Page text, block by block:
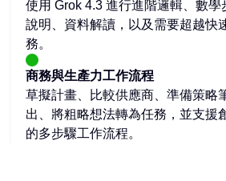
使用 Grok 4.3 進行進階邏輯、數
說明、資料解讀，以及需要超越快
務。
商務與生產力工作流程
草擬計畫、比較供應商、準備策略
出、將粗略想法轉為任務，並支援
的多步驟工作流程。